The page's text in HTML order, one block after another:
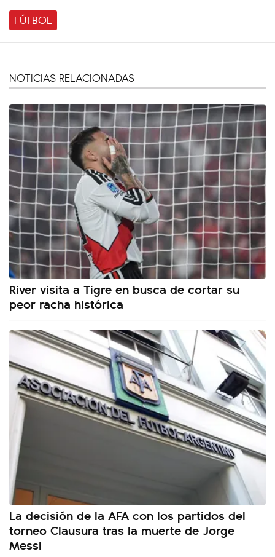
FÚTBOL
NOTICIAS RELACIONADAS
River visita a Tigre en busca de cortar su
peor racha histórica
La decisión de la AFA con los partidos del
torneo Clausura tras la muerte de Jorge
Messi